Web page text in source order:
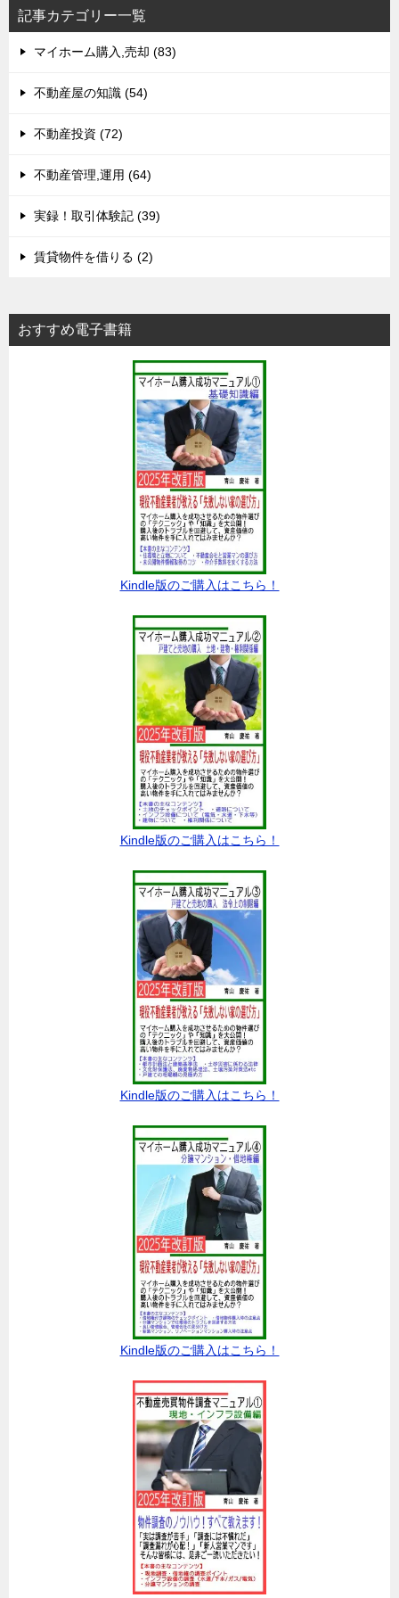
記事カテゴリー一覧
マイホーム購入,売却 (83)
不動産屋の知識 (54)
不動産投資 (72)
不動産管理,運用 (64)
実録！取引体験記 (39)
賃貸物件を借りる (2)
おすすめ電子書籍
Kindle版のご購入はこちら！
Kindle版のご購入はこちら！
Kindle版のご購入はこちら！
Kindle版のご購入はこちら！